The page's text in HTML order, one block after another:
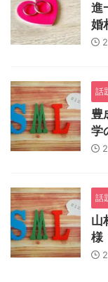
進
婚
話
豊
学
話
山
様